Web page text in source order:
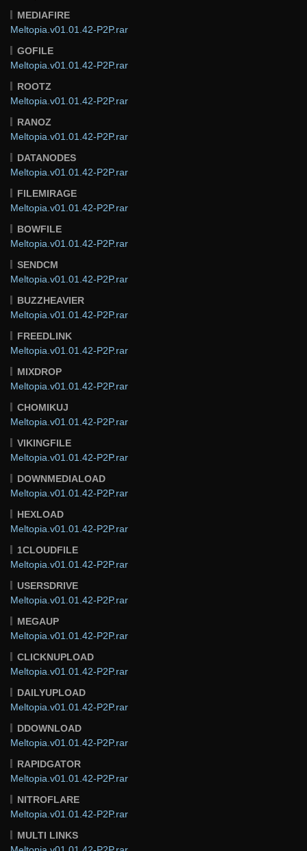
MEDIAFIRE
Meltopia.v01.01.42-P2P.rar
GOFILE
Meltopia.v01.01.42-P2P.rar
ROOTZ
Meltopia.v01.01.42-P2P.rar
RANOZ
Meltopia.v01.01.42-P2P.rar
DATANODES
Meltopia.v01.01.42-P2P.rar
FILEMIRAGE
Meltopia.v01.01.42-P2P.rar
BOWFILE
Meltopia.v01.01.42-P2P.rar
SENDCM
Meltopia.v01.01.42-P2P.rar
BUZZHEAVIER
Meltopia.v01.01.42-P2P.rar
FREEDLINK
Meltopia.v01.01.42-P2P.rar
MIXDROP
Meltopia.v01.01.42-P2P.rar
CHOMIKUJ
Meltopia.v01.01.42-P2P.rar
VIKINGFILE
Meltopia.v01.01.42-P2P.rar
DOWNMEDIALOAD
Meltopia.v01.01.42-P2P.rar
HEXLOAD
Meltopia.v01.01.42-P2P.rar
1CLOUDFILE
Meltopia.v01.01.42-P2P.rar
USERSDRIVE
Meltopia.v01.01.42-P2P.rar
MEGAUP
Meltopia.v01.01.42-P2P.rar
CLICKNUPLOAD
Meltopia.v01.01.42-P2P.rar
DAILYUPLOAD
Meltopia.v01.01.42-P2P.rar
DDOWNLOAD
Meltopia.v01.01.42-P2P.rar
RAPIDGATOR
Meltopia.v01.01.42-P2P.rar
NITROFLARE
Meltopia.v01.01.42-P2P.rar
MULTI LINKS